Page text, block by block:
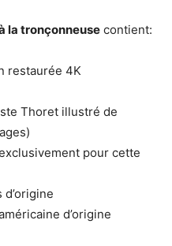
la tronçonneuse contient:
restaurée 4K
Thoret illustré de
pour cette
d’origine